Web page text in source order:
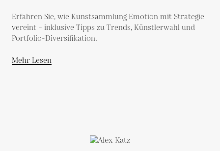
Erfahren Sie, wie Kunstsammlung Emotion mit Strategie
vereint – inklusive Tipps zu Trends, Künstlerwahl und
Portfolio-Diversifikation.
Mehr Lesen